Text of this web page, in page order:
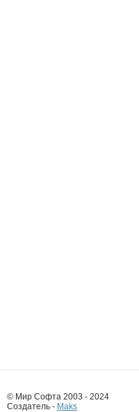
© Мир Софта 2003 - 2024
Создатель - Maks